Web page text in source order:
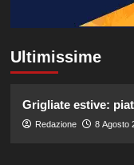
Ultimissime
Grigliate estive:
Redazione 8 Agosto